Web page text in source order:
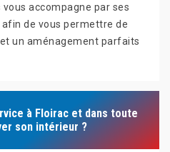
vous accompagne par ses
de vous permettre de
un aménagement parfaits
à Floirac et dans toute
son intérieur ?